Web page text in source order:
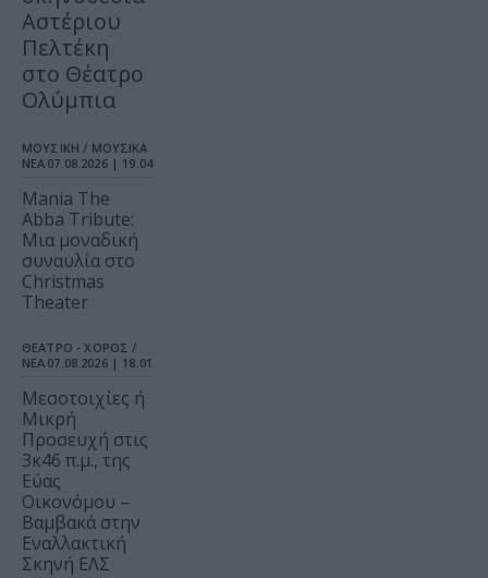
Αστέριου
Πελτέκη
στο Θέατρο
Ολύμπια
ΜΟΥΣΙΚΗ / ΜΟΥΣΙΚΑ
ΝΕΑ 07.08.2026 | 19.04
Mania The
Abba Tribute:
Μια μοναδική
συναυλία στο
Christmas
Theater
ΘΕΑΤΡΟ - ΧΟΡΟΣ /
ΝΕΑ 07.08.2026 | 18.01
Μεσοτοιχίες ή
Μικρή
Προσευχή στις
3κ46 π.μ., της
Εύας
Οικονόμου –
Βαμβακά στην
Εναλλακτική
Σκηνή ΕΛΣ